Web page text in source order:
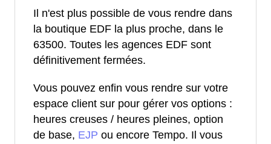
Il n'est plus possible de vous rendre dans
la boutique EDF la plus proche, dans le
63500. Toutes les agences EDF sont
définitivement fermées.
Vous pouvez enfin vous rendre sur votre
espace client sur pour gérer vos options :
heures creuses / heures pleines, option
de base, EJP ou encore Tempo. Il vous